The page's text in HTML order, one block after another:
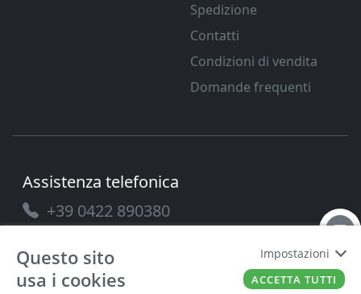
Spedizione
Contatti
Condizioni di vendita
Domande frequenti
Assistenza telefonica
+39 0422 890380
Questo sito
usa i cookies
Impostazioni
ACCETTA TUTTI